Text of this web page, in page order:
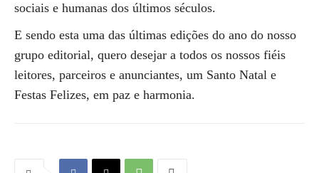
sociais e humanas dos últimos séculos.
E sendo esta uma das últimas edições do ano do nosso
grupo editorial, quero desejar a todos os nossos fiéis
leitores, parceiros e anunciantes, um Santo Natal e
Festas Felizes, em paz e harmonia.